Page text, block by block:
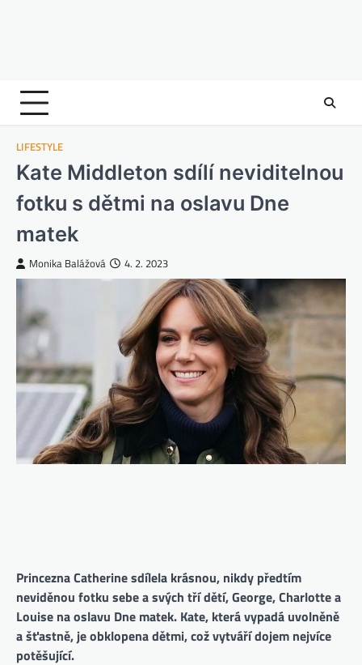
LIFESTYLE
Kate Middleton sdílí neviditelnou
fotku s dětmi na oslavu Dne
matek
Monika Balážová 4. 2. 2023
Princezna Catherine sdílela krásnou, nikdy předtím
neviděnou fotku sebe a svých tří dětí, George, Charlotte a
Louise na oslavu Dne matek. Kate, která vypadá uvolněně
a šťastně, je obklopena dětmi, což vytváří dojem nejvíce
potěšující.